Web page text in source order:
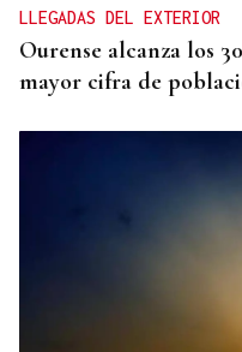
LLEGADAS DEL EXTERIOR
Ourense alcanza los
mayor cifra de